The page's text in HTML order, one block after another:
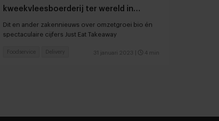
kweekvleesboerderij ter wereld in
aantocht?
Dit en ander zakennieuws over omzetgroei bio én
spectaculaire cijfers Just Eat Takeaway
31 januari 2023 4 min
Foodservice Delivery